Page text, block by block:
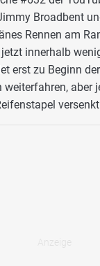
Broadbent
Rennen am
innerhalb
erst zu Beginn
weiterfahren, aber